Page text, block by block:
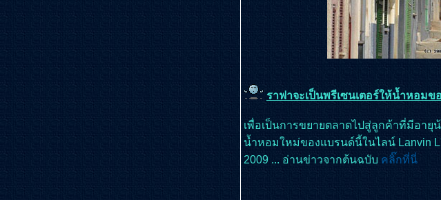
ราฟาจะเป็นพรีเซนเตอร์ให้น้ำหอมข
เพื่อเป็นการขยายตลาดไปสู่ลูกค้าที่มีอายุ
น้ำหอมใหม่ของแบรนด์นี้ในไลน์ Lanvin
2009 ... อ่านข่าวจากต้นฉบับ คลิ๊กที่นี่